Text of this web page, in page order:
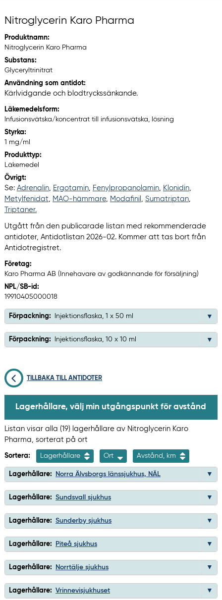
Nitroglycerin Karo Pharma
Produktnamn:
Nitroglycerin Karo Pharma
Substans:
Glyceryltrinitrat
Användning som antidot:
Kärlvidgande och blodtryckssänkande.
Läkemedelsform:
Infusionsvätska/koncentrat till infusionsvätska, lösning
Styrka:
1 mg/ml
Produkttyp:
Läkemedel
Övrigt:
Se: Adrenalin, Ergotamin, Fenylpropanolamin, Klonidin,
Metylfenidat, MAO-hämmare, Modafinil , Sumatriptan,
Triptaner.
Utgått från den publicarade listan med rekommenderade
antidoter, Antidotlistan 2026-02. Kommer att tas bort från
Antidotregistret.
Företag:
Karo Pharma AB (Innehavare av godkännande för försäljning)
NPL/SB-id:
19910405000018
Förpackning: Injektionsflaska, 1 x 50 ml
Förpackning: Injektionsflaska, 10 x 10 ml
TILLBAKA TILL ANTIDOTER
Lagerhållare, välj min utgångspunkt för avstånd
Listan visar alla (19) lagerhållare av Nitroglycerin Karo
Pharma, sorterat på ort
Sortera: Lagerhållare Ort Avstånd, km
Lagerhållare: Norra Älvsborgs länssjukhus, NÄL
Lagerhållare: Sundsvall sjukhus
Lagerhållare: Sunderby sjukhus
Lagerhållare: Piteå sjukhus
Lagerhållare: Norrtälje sjukhus
Lagerhållare: Vrinnevisjukhuset